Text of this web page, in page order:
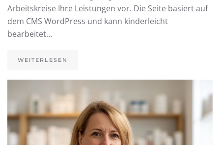
Arbeitskreise Ihre Leistungen vor. Die Seite basiert auf
dem CMS WordPress und kann kinderleicht
bearbeitet…
WEITERLESEN